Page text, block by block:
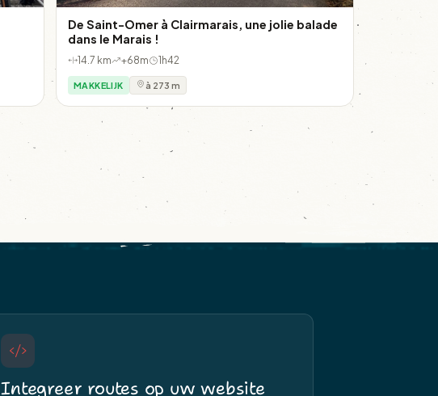
De Saint-Omer à Clairmarais, une jolie balade
dans le Marais !
14.7 km +68m 1h42
MAKKELIJK à 273 m
Integreer routes op uw website